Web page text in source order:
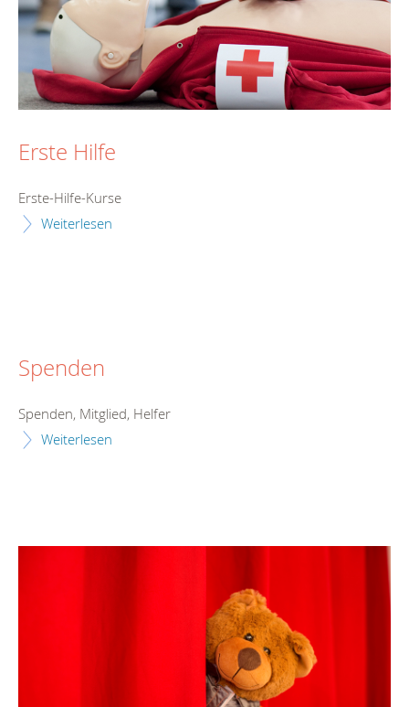
Erste Hilfe
Erste-Hilfe-Kurse
Weiterlesen
Spenden
Spenden, Mitglied, Helfer
Weiterlesen